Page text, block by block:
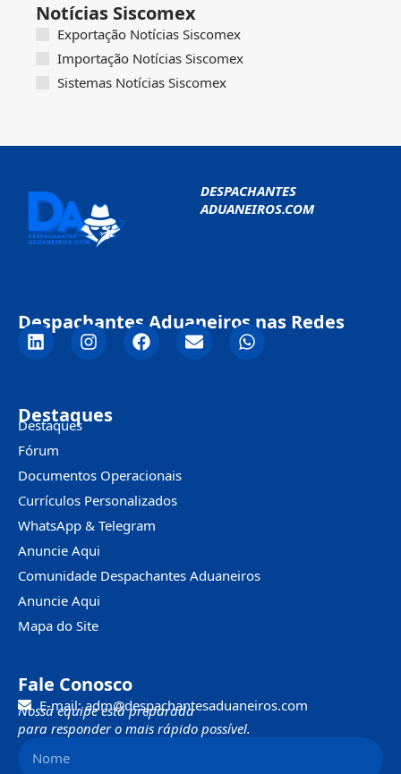
Notícias Siscomex
Exportação Notícias Siscomex
Importação Notícias Siscomex
Sistemas Notícias Siscomex
DESPACHANTES
ADUANEIROS.COM
Despachantes Aduaneiros nas Redes
Destaques
Destaques
Fórum
Documentos Operacionais
Currículos Personalizados
WhatsApp & Telegram
Anuncie Aqui
Comunidade Despachantes Aduaneiros
Anuncie Aqui
Mapa do Site
Fale Conosco
E-mail: adm@despachantesaduaneiros.com
Nossa equipe está preparada
para responder o mais rápido possível.